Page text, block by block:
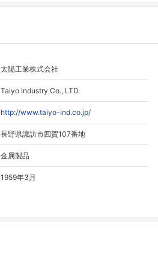
太陽工業株式会社
Taiyo Industry Co., LTD.
http://www.taiyo-ind.co.jp/
長野県諏訪市四賀107番地
金属製品
1959年3月